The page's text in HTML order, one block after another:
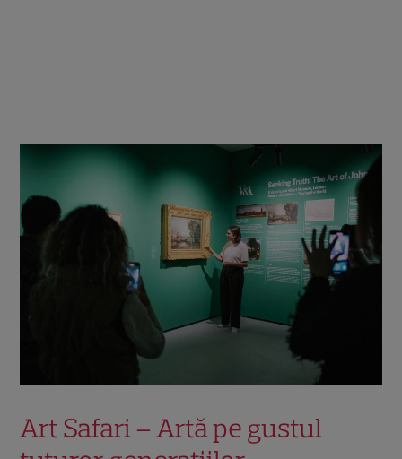
Art Safari – Artă pe gustul